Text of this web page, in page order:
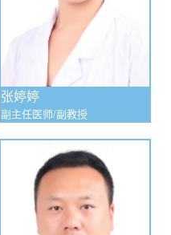
张婷婷
副主任医师/副教授